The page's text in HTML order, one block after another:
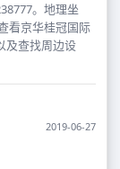
。地理坐
看京华桂冠国际
及查找周边设
2019-06-27